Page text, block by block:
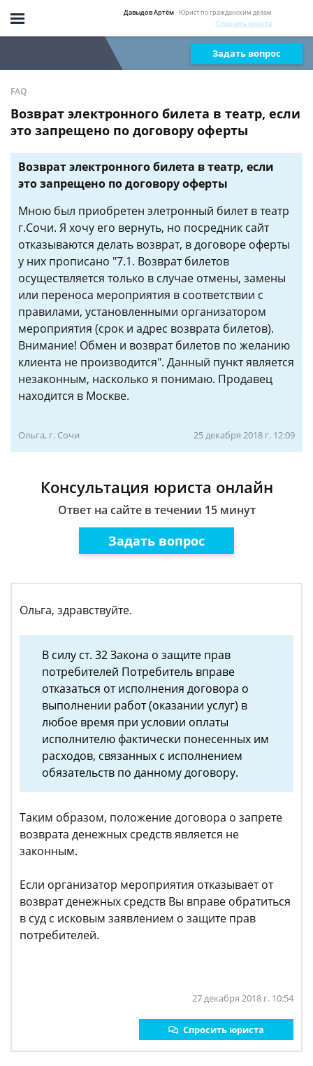
Давыдов Артём- Юрист по гражданским делам
Спросить юриста
Задать вопрос
FAQ
Возврат электронного билета в театр, если
это запрещено по договору оферты
Возврат электронного билета в театр, если
это запрещено по договору оферты
Мною был приобретен элетронный билет в театр
г.Сочи. Я хочу его вернуть, но посредник сайт
отказываются делать возврат, в договоре оферты
у них прописано "7.1. Возврат билетов
осуществляется только в случае отмены, замены
или переноса мероприятия в соответствии с
правилами, установленными организатором
мероприятия (срок и адрес возврата билетов).
Внимание! Обмен и возврат билетов по желанию
клиента не производится". Данный пункт является
незаконным, насколько я понимаю. Продавец
находится в Москве.
Ольга, г. Сочи 25 декабря 2018 г. 12:09
Консультация юриста онлайн
Ответ на сайте в течении 15 минут
Задать вопрос
Ольга, здравствуйте.
В силу ст. 32 Закона о защите прав
потребителей Потребитель вправе
отказаться от исполнения договора о
выполнении работ (оказании услуг) в
любое время при условии оплаты
исполнителю фактически понесенных им
расходов, связанных с исполнением
обязательств по данному договору.
Таким образом, положение договора о запрете
возврата денежных средств является не
законным.
Если организатор мероприятия отказывает от
возврат денежных средств Вы вправе обратиться
в суд с исковым заявлением о защите прав
потребителей.
27 декабря 2018 г. 10:54
Спросить юриста